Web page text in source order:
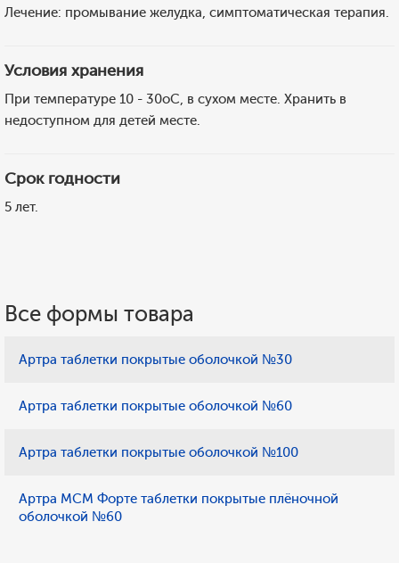
Лечение: промывание желудка, симптоматическая терапия.
Условия хранения
При температуре 10 - 30оС, в сухом месте. Хранить в
недоступном для детей месте.
Срок годности
5 лет.
Все формы товара
Артра таблетки покрытые оболочкой №30
Артра таблетки покрытые оболочкой №60
Артра таблетки покрытые оболочкой №100
Артра МСМ Форте таблетки покрытые плёночной
оболочкой №60